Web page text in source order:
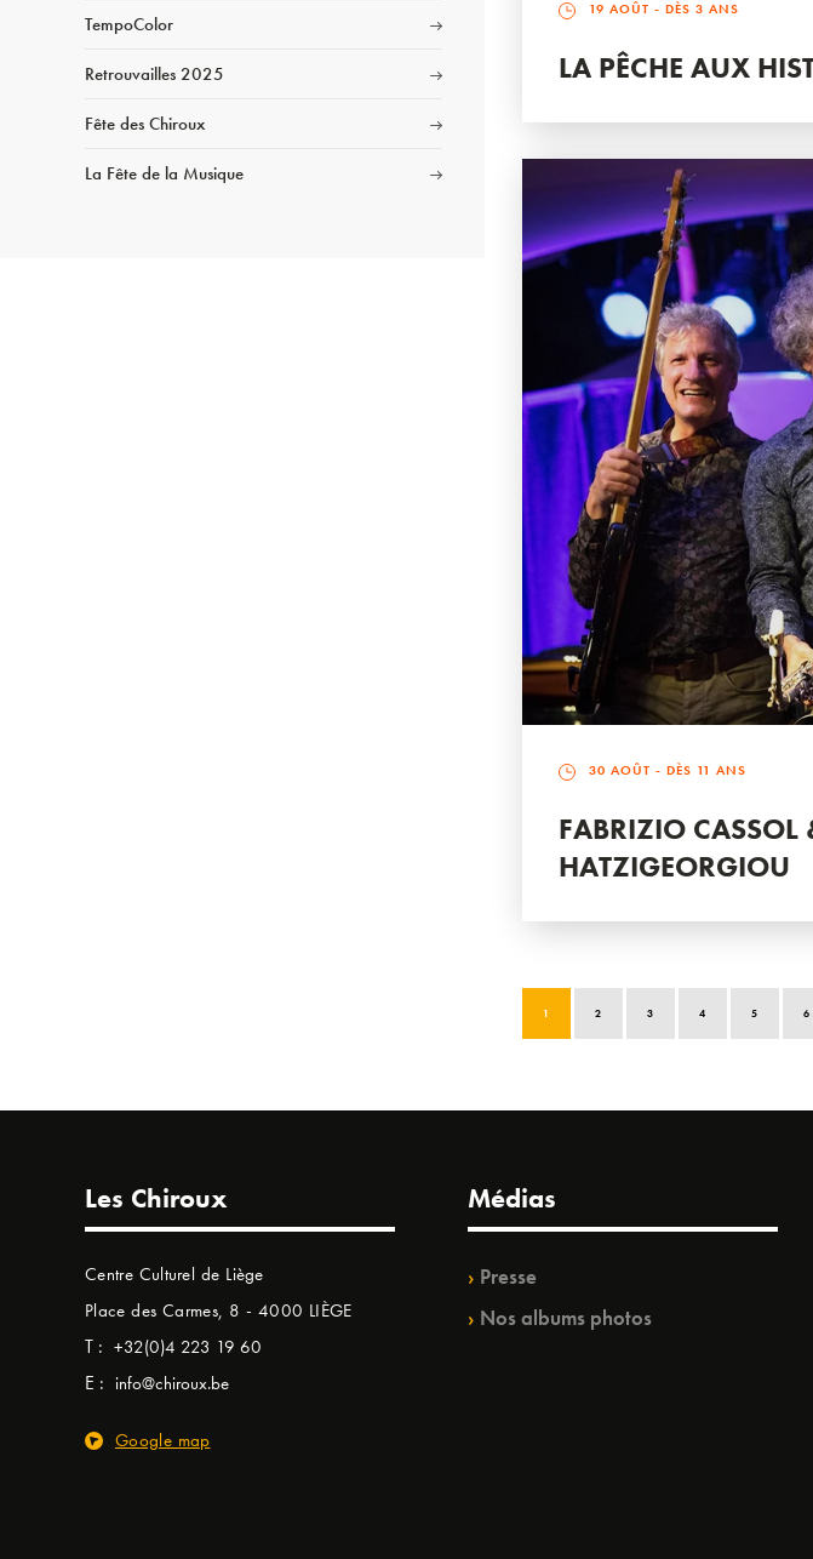
TempoColor
Retrouvailles 2025
Fête des Chiroux
La Fête de la Musique
19 AOÛT - DÈS 3 ANS
LA PÊCHE AUX
30 AOÛT - DÈS 11 ANS
FABRIZIO CASSOL
HATZIGEORGIOU
1 2 3 4 5 6
Les Chiroux
Centre Culturel de Liège
Place des Carmes, 8 - 4000 LIÈGE
T : +32(0)4 223 19 60
E : info@chiroux.be
Google map
Médias
Presse
Nos albums photos